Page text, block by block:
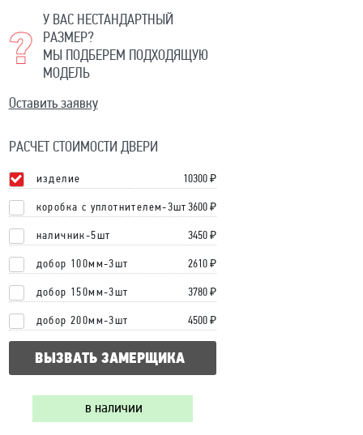
У ВАС НЕСТАНДАРТНЫЙ
РАЗМЕР?
МЫ ПОДБЕРЕМ ПОДХОДЯЩУЮ
МОДЕЛЬ
Оставить заявку
РАСЧЕТ СТОИМОСТИ ДВЕРИ
изделие 10300₽
коробка с уплотнителем-3шт 3600 ₽
наличник-5шт 3450 ₽
добор 100мм-3шт 2610 ₽
добор 150мм-3шт 3780 ₽
добор 200мм-3шт 4500 ₽
ВЫЗВАТЬ ЗАМЕРЩИКА
в наличии